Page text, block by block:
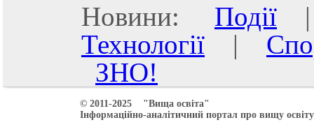
Новини: Події
Технології |
ЗНО!
© 2011-2025 "Вища освіта"
Інформаційно-аналітичний портал про вищу